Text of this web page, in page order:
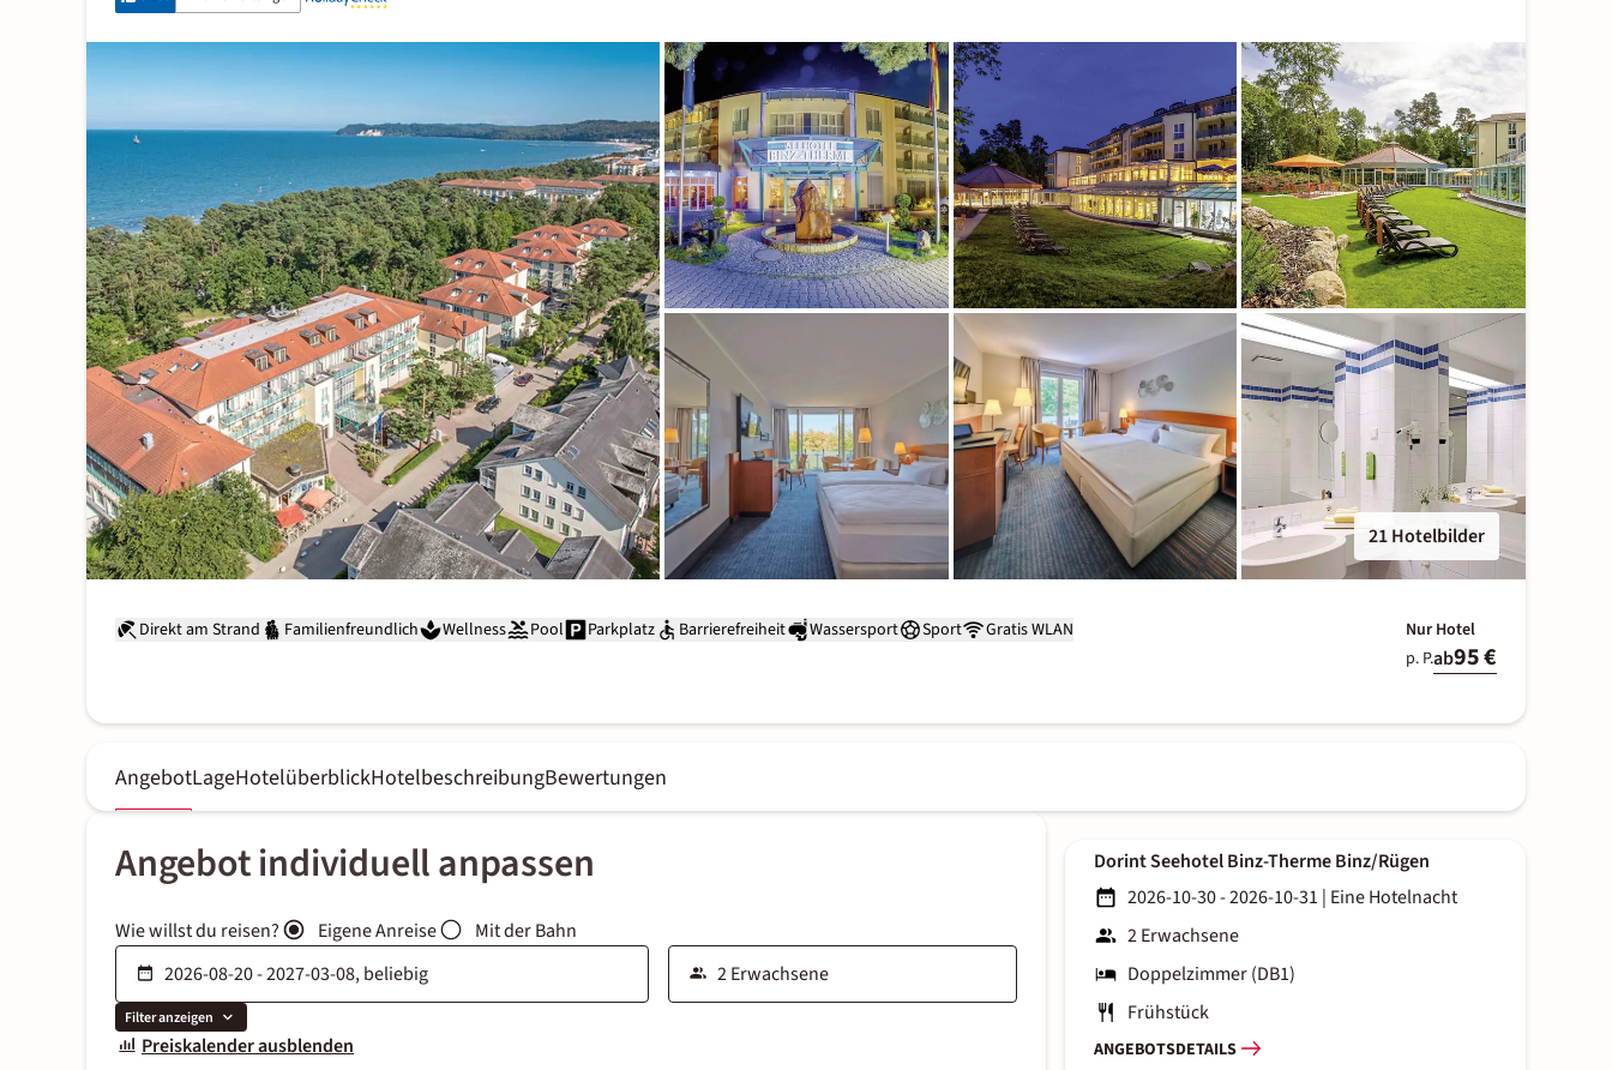
21 Hotelbilder
Direkt am Strand Familienfreundlich Wellness Pool Parkplatz Barrierefreiheit Wassersport Sport Gratis WLAN
Nur Hotel
p. P.ab95 €
AngebotLageHotelüberblickHotelbeschreibungBewertungen
Angebot individuell anpassen
Wie willst du reisen? Eigene Anreise Mit der Bahn
Filter anzeigen
Preiskalender ausblenden
Dorint Seehotel Binz-Therme Binz/Rügen
2026-10-30 - 2026-10-31 | Eine Hotelnacht
2 Erwachsene
Doppelzimmer (DB1)
Frühstück
ANGEBOTSDETAILS